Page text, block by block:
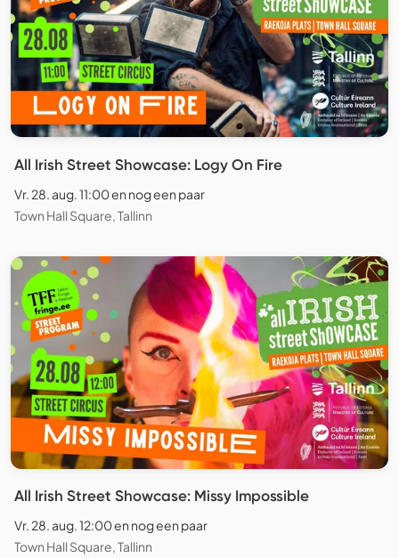
All Irish Street Showcase: Logy On Fire
Vr. 28. aug. 11:00 en nog een paar
Town Hall Square, Tallinn
All Irish Street Showcase: Missy Impossible
Vr. 28. aug. 12:00 en nog een paar
Town Hall Square, Tallinn